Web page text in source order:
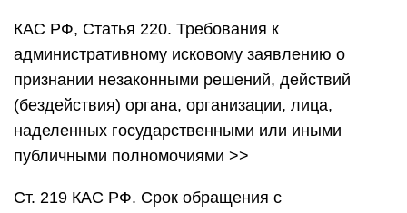
КАС РФ, Статья 220. Требования к
административному исковому заявлению о
признании незаконными решений, действий
(бездействия) органа, организации, лица,
наделенных государственными или иными
публичными полномочиями >>
Ст. 219 КАС РФ. Срок обращения с